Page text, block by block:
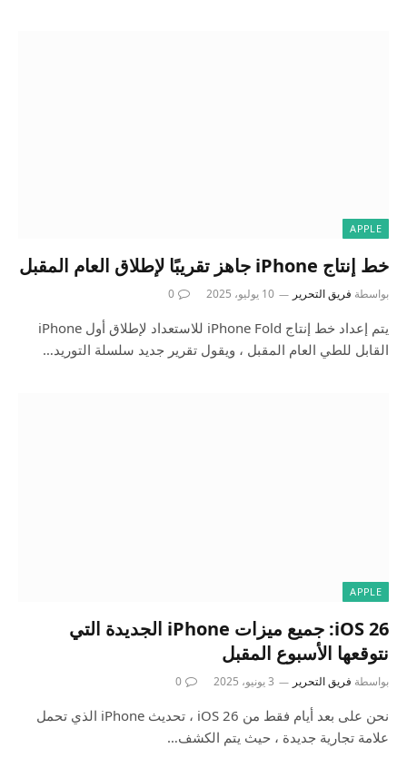
APPLE
خط إنتاج iPhone جاهز تقريبًا لإطلاق العام المقبل
بواسطة فريق التحرير 10 يوليو، 2025 0
يتم إعداد خط إنتاج iPhone Fold للاستعداد لإطلاق أول iPhone
القابل للطي العام المقبل ، ويقول تقرير جديد سلسلة التوريد…
APPLE
iOS 26: جميع ميزات iPhone الجديدة التي
نتوقعها الأسبوع المقبل
بواسطة فريق التحرير 3 يونيو، 2025 0
نحن على بعد أيام فقط من iOS 26 ، تحديث iPhone الذي تحمل
علامة تجارية جديدة ، حيث يتم الكشف…